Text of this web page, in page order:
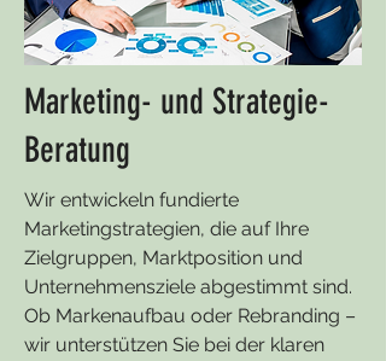
Marketing- und Strategie-
Beratung
Wir entwickeln fundierte
Marketingstrategien, die auf Ihre
Zielgruppen, Marktposition und
Unternehmensziele abgestimmt sind.
Ob Markenaufbau oder Rebranding –
wir unterstützen Sie bei der klaren